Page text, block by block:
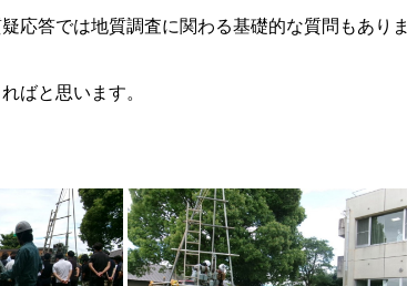
応答では地質調査に関わる基礎的な質問もありま
ばと思います。